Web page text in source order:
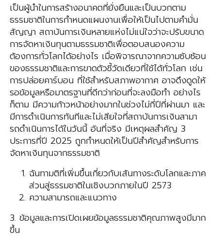
เป็นผู้นําในการสร้างอนาคตที่ยั่งยืนและเป็นบวกตาม
ธรรมชาติในการกําหนดแผนงานเพื่อให้เป็นไปตามคํามั่น
สัญญา สถาบันการเงินหลายแห่งไม่แน่ใจว่าจะปรับขนาด
การจัดหาเงินทุนตามธรรมชาติเพื่อตอบสนองความ
ต้องการทั่วโลกได้อย่างไร เมื่อพิจารณาจากความซับซ้อน
ของธรรมชาติและการขาดตัวชี้วัดเดียวที่ใช้ได้ทั่วโลก เช่น
การปล่อยคาร์บอน ที่ใช้สําหรับสภาพอากาศ อาจดึงดูดให้
รอข้อมูลหรือมาตรฐานที่ดีกว่าก่อนที่จะลงมือทํา อย่างไร
ก็ตาม มีความก้าวหน้าอย่างมากในช่วงไม่กี่ปีที่ผ่านมา และ
มีการดําเนินการทันทีและไม่เสียใจที่สถาบันการเงินสามา
รถดําเนินการได้ในวันนี้ อันที่จริง มีเหตุผลสําคัญ 3
ประการที่ปี 2025 ถูกกําหนดให้เป็นปีสําคัญสําหรับการ
จัดหาเงินทุนจากธรรมชาติ
ฉันทามติที่เพิ่มขึ้นเกี่ยวกับเส้นทางระดับโลกและภาค
ส่วนสู่ธรรมชาติในเชิงบวกภายในปี 2573
ความสามารถและแนวทาง
3. ข้อมูลและการเปิดเผยข้อมูลธรรมชาติคุณภาพสูงมีมาก
ขึ้น